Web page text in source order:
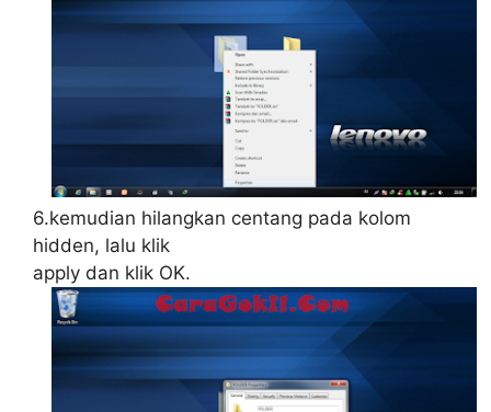
6.kemudian hilangkan centang pada kolom
hidden, lalu klik
apply dan klik OK.